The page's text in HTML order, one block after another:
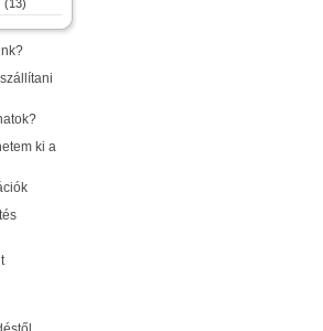
(13)
ki a